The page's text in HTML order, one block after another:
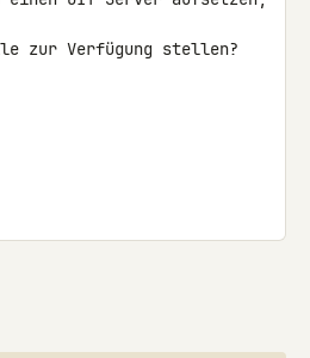
zur Verfügung stellen?